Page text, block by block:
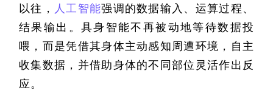
以往， 人工智能强调的数据输入、运算过程、
结果输出。具身智能不再被动地等待数据投
喂，而是凭借其身体主动感知周遭环境，自主
收集数据，并借助身体的不同部位灵活作出反
应。